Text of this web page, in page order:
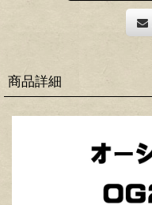
商品詳細